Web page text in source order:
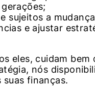
sujeitos a
e ajustar
eles, cuidam bem
nós
suas finanças.